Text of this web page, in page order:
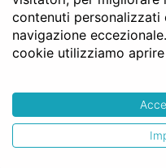
campagne e terreni
edificabili. Se stai
preventivo del
modo nessun
aver ricevuto il
contenuti
navigazione
cookie utilizziamo